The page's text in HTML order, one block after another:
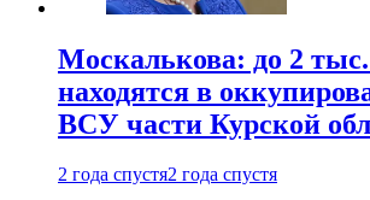
Москалькова: до 2
находятся в
ВСУ части Курской
2 года спустя2 года спустя